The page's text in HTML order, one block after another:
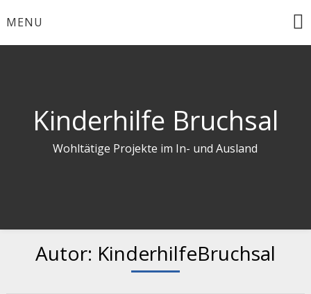
toMENU
Kinderhilfe Bruchsal
Wohltätige Projekte im In- und Ausland
Autor: KinderhilfeBruchsal